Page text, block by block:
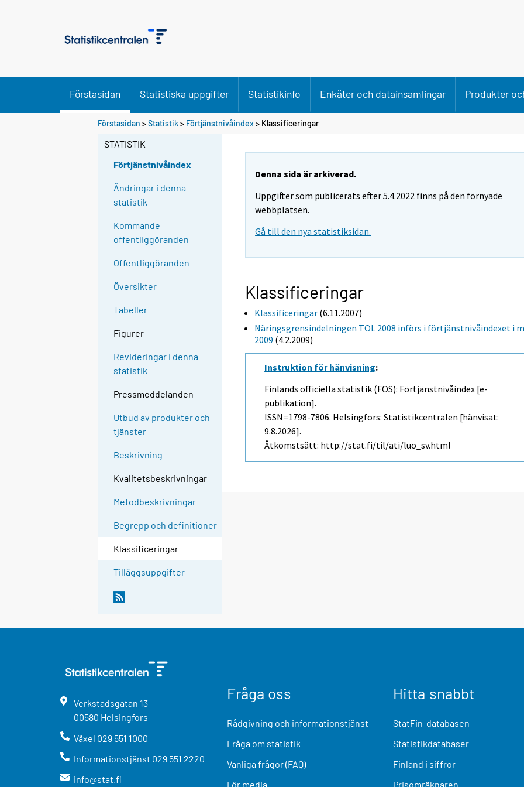
Förstasidan Statistiska uppgifter Statistikinfo Enkäter och datainsamlingar Produkter
Förstasidan >Statistik> Förtjänstnivåindex> Klassificeringar
STATISTIK
Förtjänstnivåindex
Ändringar i denna
statistik
Kommande
offentliggöranden
Offentliggöranden
Översikter
Tabeller
Figurer
Revideringar i denna
statistik
Pressmeddelanden
Utbud av produkter och
tjänster
Beskrivning
Kvalitetsbeskrivningar
Metodbeskrivningar
Begrepp och definitioner
Klassificeringar
Tilläggsuppgifter
Denna sida är arkiverad.
Uppgifter som publicerats efter 5.4.2022 finns på den förnyade
webbplatsen.
Gå till den nya statistiksidan.
Klassificeringar
Klassificeringar (6.11.2007)
Näringsgrensindelningen TOL 2008 införs i förtjänstnivåindexet i
2009 (4.2.2009)
Instruktion för hänvisning:
Finlands officiella statistik (FOS): Förtjänstnivåindex [e-
publikation].
ISSN=1798-7806. Helsingfors: Statistikcentralen [hänvisat:
9.8.2026].
Åtkomstsätt: http://stat.fi/til/ati/luo_sv.html
Verkstadsgatan 13
00580 Helsingfors
Växel 029 551 1000
Informationstjänst 029 551 2220
info@stat.fi
Fråga oss
Rådgivning och informationstjänst
Fråga om statistik
Vanliga frågor (FAQ)
För media
Hitta snabbt
StatFin-databasen
Statistikdatabaser
Finland i siffror
Prisomräknaren